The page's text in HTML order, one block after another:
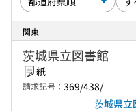
関東
茨城県立図書館
紙
請求記号： 369/438/
茨城県立